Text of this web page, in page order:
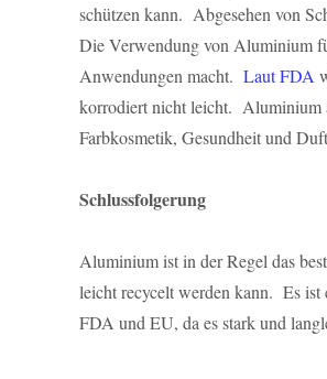
schützen kann. Abgesehen von
Die Verwendung von Aluminium
Anwendungen macht. Laut FDA
korrodiert nicht leicht. Aluminium
Farbkosmetik, Gesundheit und
Schlussfolgerung
Aluminium ist in der Regel das
leicht recycelt werden kann. Es
FDA und EU, da es stark und